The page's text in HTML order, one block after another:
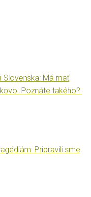
Slovenska: Má mať
Poznáte takého?
Pripravili sme